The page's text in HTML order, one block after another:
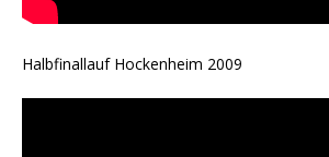
Halbfinallauf Hockenheim 2009